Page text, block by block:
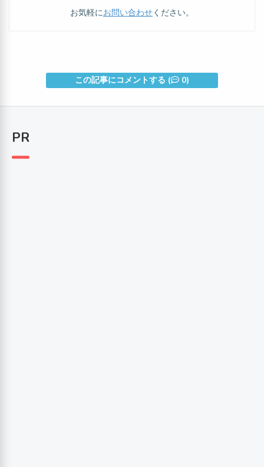
お気軽にお問い合わせください。
この記事にコメントする ( 0)
PR